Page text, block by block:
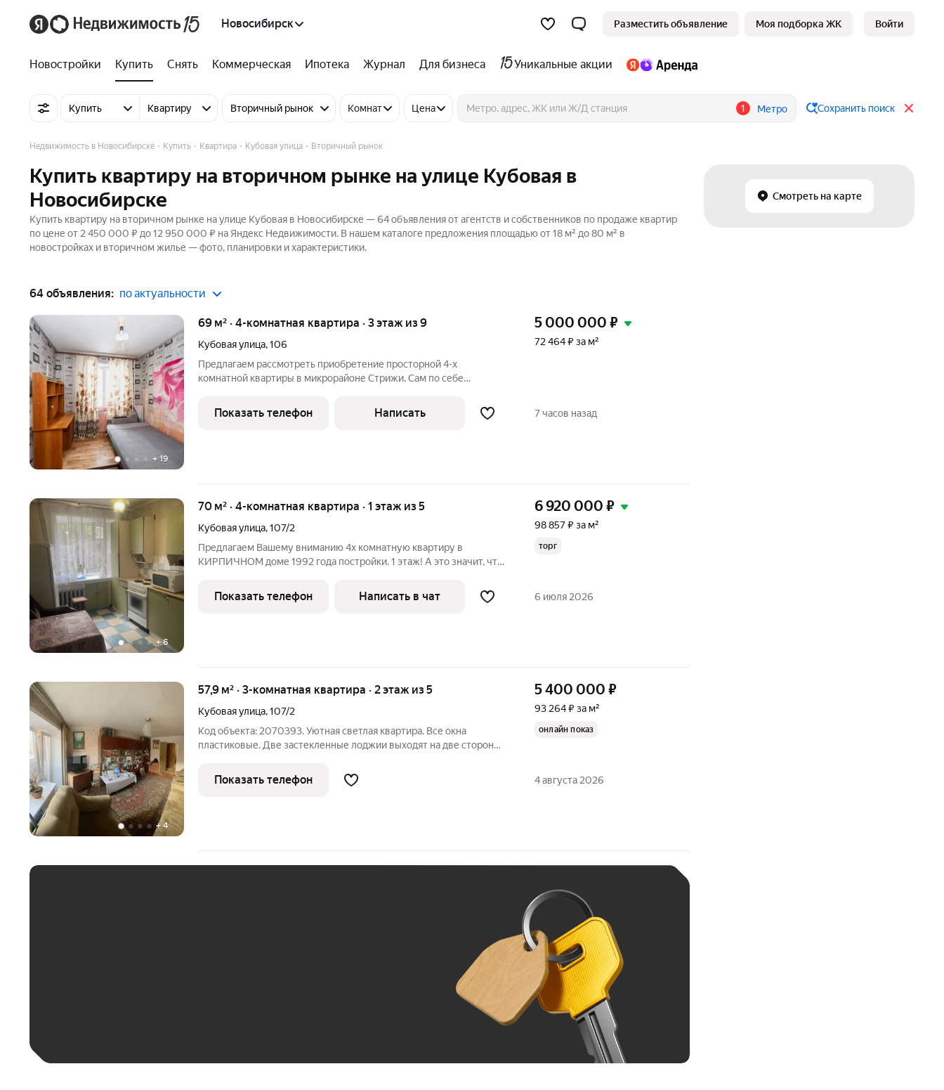
Новосибирск Разместить объявление Моя подборка ЖК Войти
Новостройки Купить Снять Коммерческая Ипотека Журнал Для бизнеса Уникальные акции
Купить Квартиру Вторичный рынок Комнат Цена 1 Метро Сохранить поиск
Смотреть на карте
Недвижимость в Новосибирске Купить Квартира Кубовая улица Вторичный рынок
Купить квартиру на вторичном рынке на улице Кубовая в
Новосибирске
Купить квартиру на вторичном рынке на улице Кубовая в Новосибирске — 64 объявления от агентств и собственников по продаже квартир
по цене от 2 450 000 ₽ до 12 950 000 ₽ на Яндекс Недвижимости. В нашем каталоге предложения площадью от 18 м² до 80 м² в
новостройках и вторичном жилье — фото, планировки и характеристики.
64 объявления: по актуальности
+ 19
69 м² · 4-комнатная квартира · 3 этаж из 9
Кубовая улица,106
Предлагаем рассмотреть приобретение просторной 4-х
комнатной квартиры в микрорайоне Стрижи. Сам по себе
и поликлиники, частные медицинские центры, центры развития
детей с различными
5 000 000 ₽
72 464 ₽ за м²
Показать телефон Написать 7 часов назад
+6
70 м² · 4-комнатная квартира · 1 этаж из 5
Кубовая улица,107/2
Предлагаем Вашему вниманию 4х комнатную квартиру в
КИРПИЧНОМ доме 1992 года постройки. 1 этаж! А это значит, что
для Вас место! А также передвигать внутренние стены в любой
порядочности,
6 920 000 ₽
98 857 ₽ за м²
торг
Показать телефон Написать в чат 6 июля 2026
+4
57,9 м² · 3-комнатная квартира · 2 этаж из 5
Кубовая улица,107/2
Код объекта: 2070393. Уютная светлая квартира. Все окна
пластиковые. Две застекленные лоджии выходят на две стороны
от мебели. На площадке две квартиры. Рядом новая школа,
детский сад,
5 400 000 ₽
93 264 ₽ за м²
онлайн показ
Показать телефон 4 августа 2026